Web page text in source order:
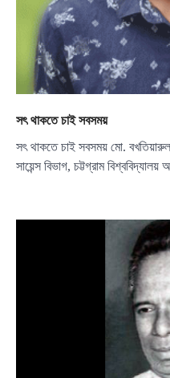
সৎ থাকতে চাই সবসময়
সৎ থাকতে চাই সবসময় মো.
সায়েন্স বিভাগ, চট্টগ্রাম